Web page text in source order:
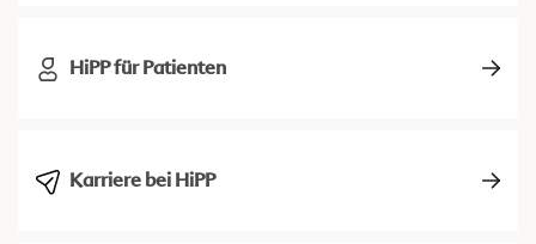
HiPP für Patienten
Karriere bei HiPP